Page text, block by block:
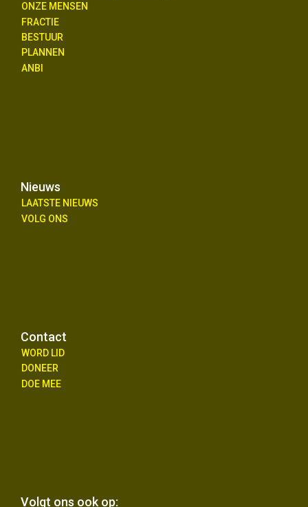
ONZE MENSEN
FRACTIE
BESTUUR
PLANNEN
ANBI
Nieuws
LAATSTE NIEUWS
VOLG ONS
Contact
WORD LID
DONEER
DOE MEE
Volgt ons ook op: